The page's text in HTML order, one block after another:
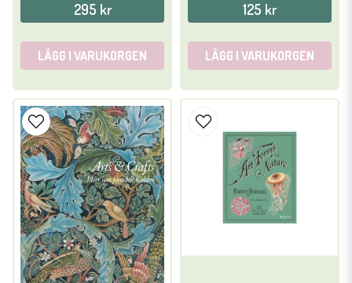
295 kr
LÄGG I VARUKORGEN
125 kr
LÄGG I VARUKORGEN